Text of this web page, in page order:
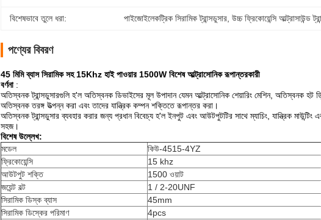
বিশেষভাবে তুলে ধরা: পাইজোইলেকট্রিক সিরামিক ট্রান্সডুসার , উচ্চ ফ্রিকোয়েন্সি আল্ট্রাসাউন্ড
পণ্যের বিবরণ
45 মিমি ব্যাস সিরামিক সহ 15Khz হাই পাওয়ার 1500W বিশেষ আল্ট্রাসোনিক রূপান্তরকারী
বর্ণনা:
অতিস্বনক ট্রান্সডুসারগুলি হ'ল অতিস্বনক ডিভাইসের মূল উপাদান যেমন আল্ট্রাসোনিক শেয়ারিং মেশিন, অতিস্বনক হট
অতিস্বনক তরঙ্গ উত্পন্ন করা এবং তাদের যান্ত্রিক কম্পন শক্তিতে রূপান্তর করা।
অতিস্বনক ট্রান্সডুসার ব্যবহার করার জন্য প্রধান বিবেচ্য হ'ল ইনপুট এবং আউটপুটটির সাথে ম্যাচিং, যান্ত্রিক মাউন্টিং
সহজ।
বিশেষ উল্লেখ:
মডেল
কিউ-4515-4YZ
ফ্রিকোয়েন্সি
15 khz
আউটপুট শক্তি
1500 ওয়াট
জয়েন্ট বল্ট
1 / 2-20UNF
সিরামিক ডিস্ক ব্যাস
45mm
সিরামিক ডিস্কের পরিমাণ
4pcs